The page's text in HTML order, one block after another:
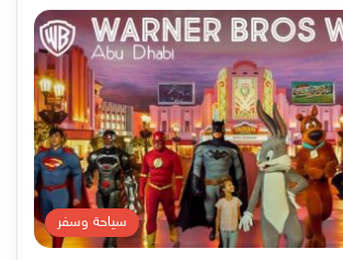
سياحة وسفر